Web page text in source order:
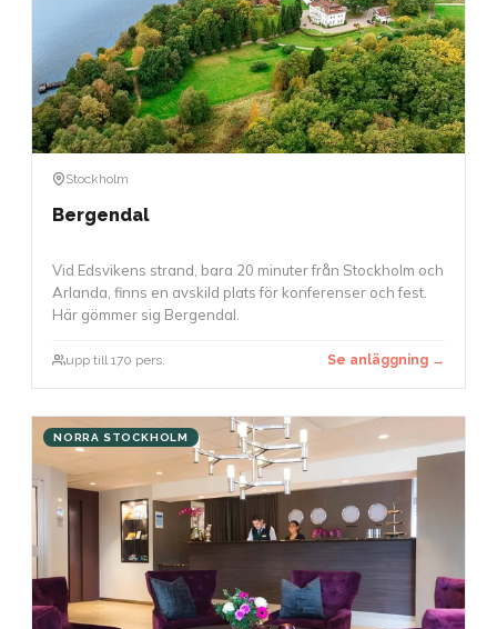
Stockholm
Bergendal
Vid Edsvikens strand, bara 20 minuter från Stockholm och
Arlanda, finns en avskild plats för konferenser och fest.
Här gömmer sig Bergendal.
upp till 170 pers. Se anläggning →
NORRA STOCKHOLM